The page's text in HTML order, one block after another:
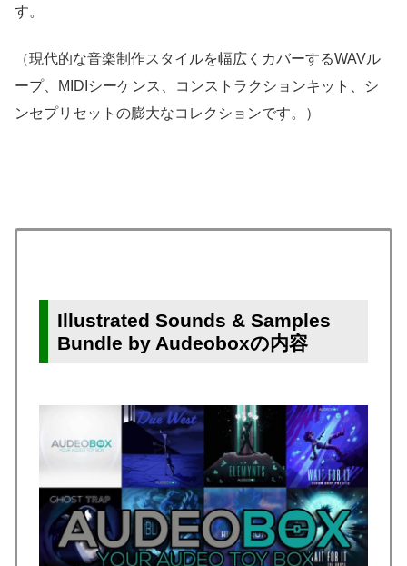
す。
（現代的な音楽制作スタイルを幅広くカバーするWAVル
ープ、MIDIシーケンス、コンストラクションキット、シ
ンセプリセットの膨大なコレクションです。）
Illustrated Sounds & Samples
Bundle by Audeoboxの内容